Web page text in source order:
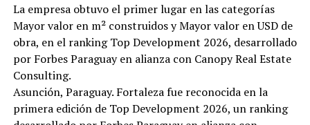
La empresa obtuvo el primer lugar en las categorías
Mayor valor en m² construidos y Mayor valor en USD de
obra, en el ranking Top Development 2026, desarrollado
por Forbes Paraguay en alianza con Canopy Real Estate
Consulting.
Asunción, Paraguay. Fortaleza fue reconocida en la
primera edición de Top Development 2026, un ranking